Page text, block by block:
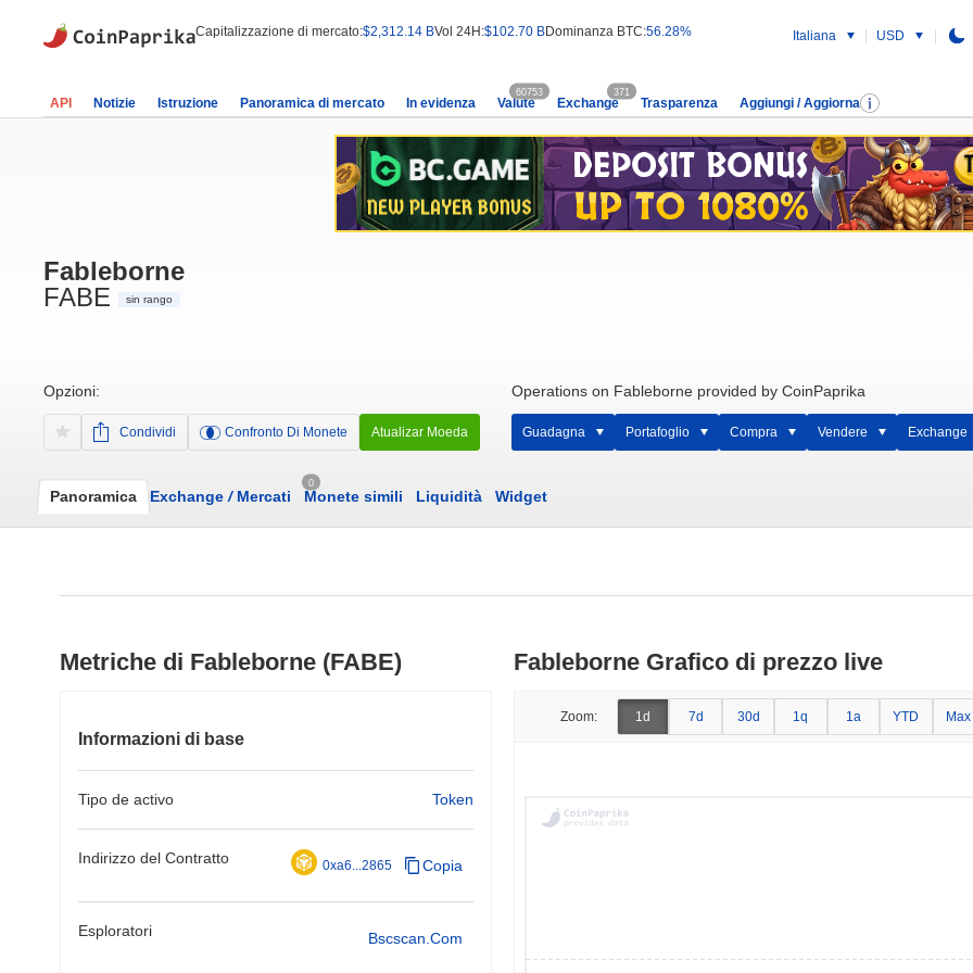
Capitalizzazione di mercato:$2,312.14 BVol 24H:$102.70 BDominanza BTC:56.28% Italiana USD
API Notizie Istruzione Panoramica di mercato In evidenza Valute
60753
Exchange
371
Trasparenza Aggiungi / Aggiorna
Fableborne
FABE
sin rango
Opzioni:
Condividi Confronto Di Monete Atualizar Moeda
Operations on Fableborne provided by CoinPaprika
Guadagna Portafoglio Compra Vendere Exchange
Panoramica Exchange /Mercati
0
Monete simili Liquidità Widget
Metriche di Fableborne (FABE)
Informazioni di base
Tipo de activo Token
Indirizzo del Contratto 0xa6...2865 Copia
Esploratori Bscscan.com
Fableborne Grafico di prezzo live
Zoom: 1d 7d 30d 1q 1a YTD Max